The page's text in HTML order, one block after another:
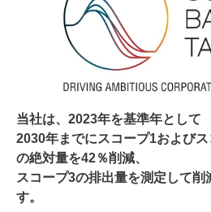
当社は、2023年を基準年として
2030年までにスコープ1および
の絶対量を42％削減、
スコープ3の排出量を測定して削
す。